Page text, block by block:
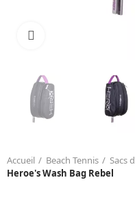
Accueil Beach Tennis
Sacs
Heroe's Wash Bag Rebel